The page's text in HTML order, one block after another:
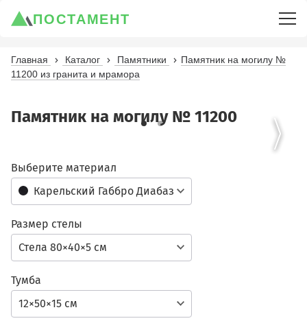
ПОСТАМЕНТ
Главная Каталог Памятники
Памятник на могилу №
11200 из гранита и мрамора
Памятник на могилу № 11200
Карельский Габбро Диабаз
Выберите материал
Стела 80×40×5 см
Размер стелы
12×50×15 см
Тумба